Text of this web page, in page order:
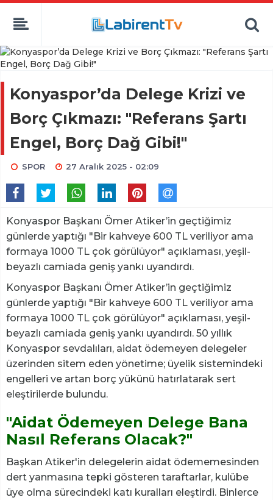
Konyaspor’da Delege Krizi ve
Borç Çıkmazı: "Referans Şartı
Engel, Borç Dağ Gibi!"
SPOR 27 Aralık 2025 - 02:09
Konyaspor Başkanı Ömer Atiker’in geçtiğimiz
günlerde yaptığı "Bir kahveye 600 TL veriliyor ama
formaya 1000 TL çok görülüyor" açıklaması, yeşil-
beyazlı camiada geniş yankı uyandırdı.
Konyaspor Başkanı Ömer Atiker’in geçtiğimiz
günlerde yaptığı "Bir kahveye 600 TL veriliyor ama
formaya 1000 TL çok görülüyor" açıklaması, yeşil-
beyazlı camiada geniş yankı uyandırdı. 50 yıllık
Konyaspor sevdalıları, aidat ödemeyen delegeler
üzerinden sitem eden yönetime; üyelik sistemindeki
engelleri ve artan borç yükünü hatırlatarak sert
eleştirilerde bulundu.
"Aidat Ödemeyen Delege Bana
Nasıl Referans Olacak?"
Başkan Atiker'in delegelerin aidat ödememesinden
dert yanmasına tepki gösteren taraftarlar, kulübe
üye olma sürecindeki katı kuralları eleştirdi. Binlerce